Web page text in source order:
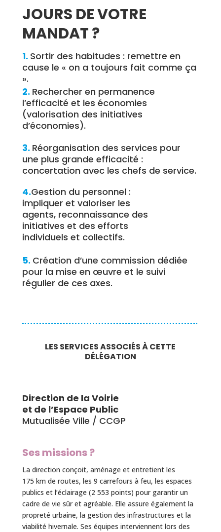
JOURS DE VOTRE
MANDAT ?
1. Sortir des habitudes : remettre en
cause le « on a toujours fait comme ça
».
2. Rechercher en permanence
l’efficacité et les économies
(valorisation des initiatives
d’économies).
3. Réorganisation des services pour
une plus grande efficacité :
concertation avec les chefs de service.
4.Gestion du personnel :
impliquer et valoriser les
agents, reconnaissance des
initiatives et des efforts
individuels et collectifs.
5. Création d’une commission dédiée
pour la mise en œuvre et le suivi
régulier de ces axes.
LES SERVICES ASSOCIÉS À CETTE
DÉLÉGATION
Direction de la Voirie
et de l’Espace Public
Mutualisée Ville / CCGP
Ses missions ?
La direction conçoit, aménage et entretient les
175 km de routes, les 9 carrefours à feu, les espaces
publics et l’éclairage (2 553 points) pour garantir un
cadre de vie sûr et agréable. Elle assure également la
propreté urbaine, la gestion des infrastructures et la
viabilité hivernale. Ses équipes interviennent lors des